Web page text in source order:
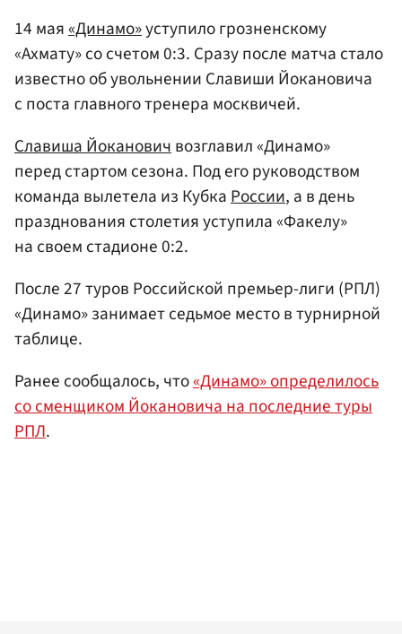
14 мая«Динамо»уступило грозненскому
«Ахмату» со счетом 0:3. Сразу после матча стало
известно об увольнении Славиши Йокановича
с поста главного тренера москвичей.
Славиша Йокановичвозглавил «Динамо»
перед стартом сезона. Под его руководством
команда вылетела из КубкаРоссии, а в день
празднования столетия уступила «Факелу»
на своем стадионе 0:2.
После 27 туров Российской премьер-лиги (РПЛ)
«Динамо» занимает седьмое место в турнирной
таблице.
Ранее сообщалось, что«Динамо» определилось
со сменщиком Йокановича на последние туры
РПЛ.